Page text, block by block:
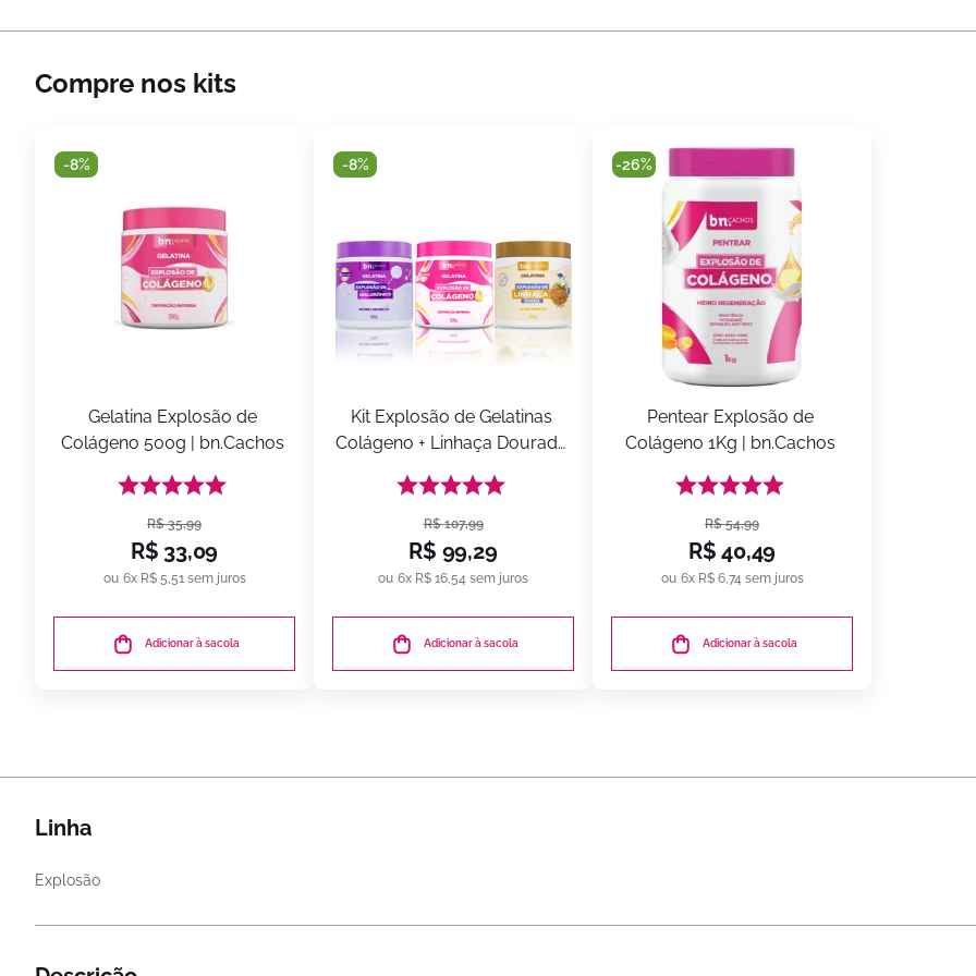
Compre nos kits
-8%
Gelatina Explosão de
Colágeno 500g | bn.Cachos
R$ 35,99
R$ 33,09
6x R$ 5,51sem juros
Adicionar à sacola
-8%
Kit Explosão de Gelatinas
Colágeno + Linhaça Dourada
bn.Cachos
R$ 107,99
R$ 99,29
6x R$ 16,54 sem juros
Adicionar à sacola
-26%
Pentear Explosão de
Colágeno 1Kg | bn.Cachos
R$ 54,99
R$ 40,49
6x R$ 6,74sem juros
Adicionar à sacola
Linha
Explosão